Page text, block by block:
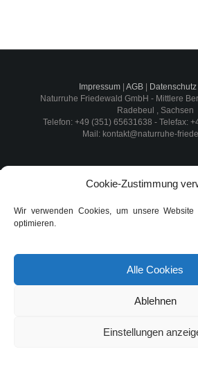
Cookie-Zustimmung
Wir verwenden Cookies, um unsere
optimieren.
Alle Cookies
Ablehnen
Einstellungen
Impressum | AGB | Datenschutz
Naturruhe Friedewald GmbH - Mittlere
Radebeul
Sachsen
Telefon: +49 (351) 65631638 - Telefax:
Mail: kontakt@naturruhe-